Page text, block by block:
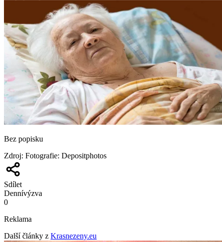
Bez popisku
Zdroj: Fotografie: Depositphotos
Sdílet
Dennívýzva
0
Reklama
Další články z Krasnezeny.eu